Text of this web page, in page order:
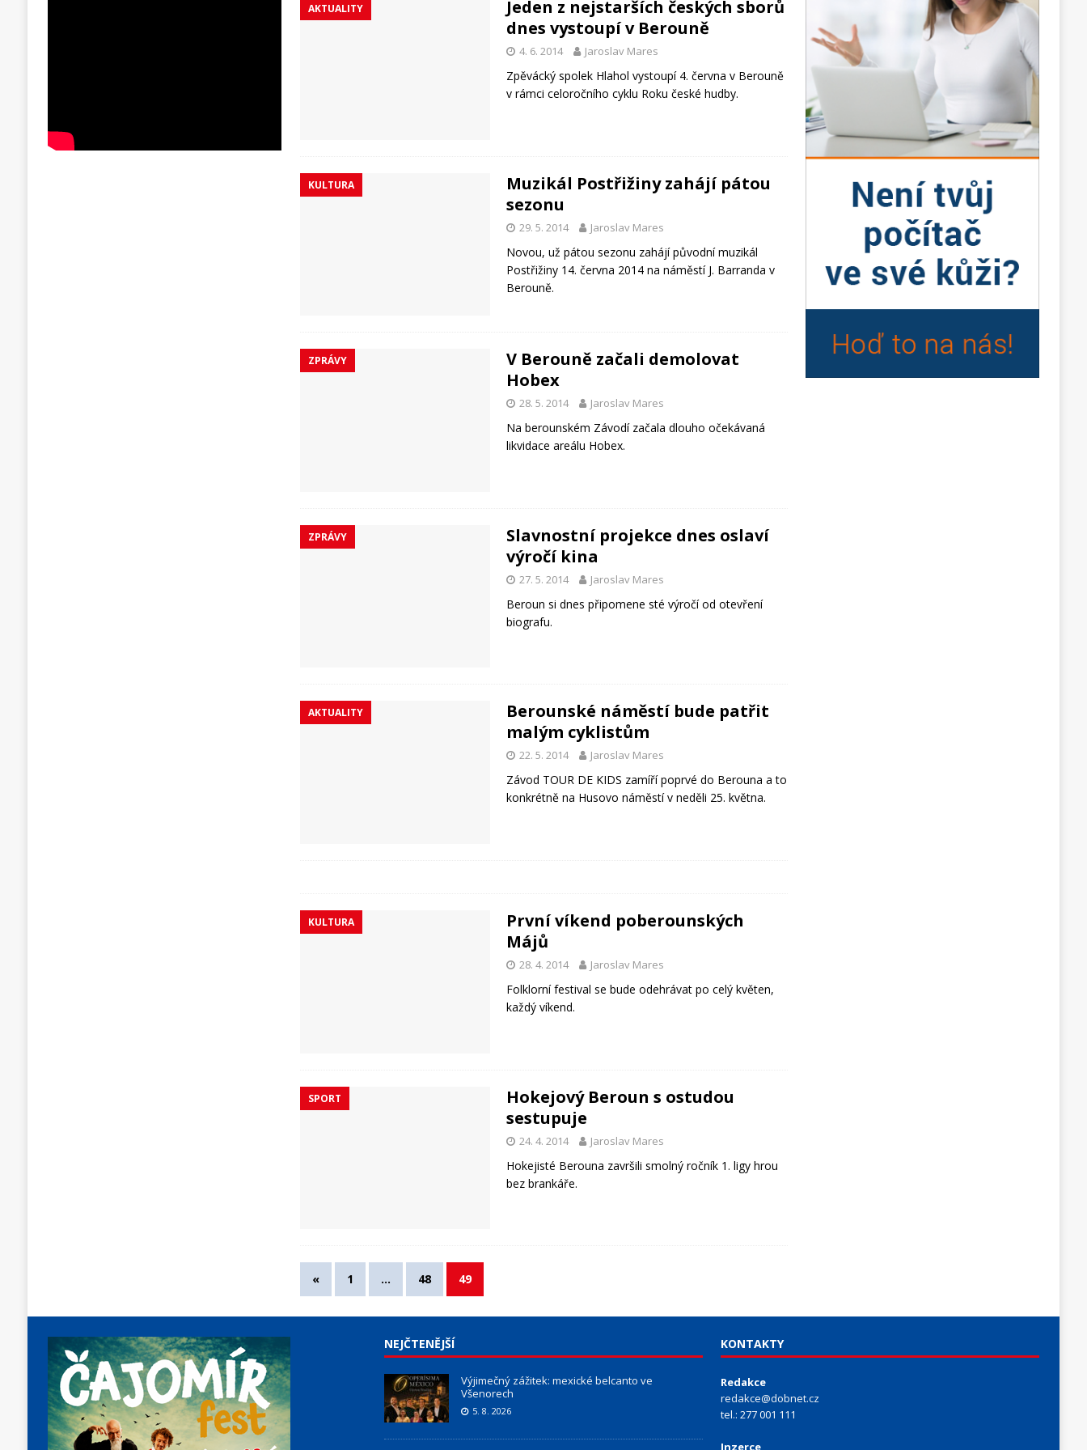
AKTUALITY
Jeden z nejstarších českých sborů
dnes vystoupí v Berouně
4. 6. 2014 Jaroslav Mares
Zpěvácký spolek Hlahol vystoupí 4. června v Berouně
v rámci celoročního cyklu Roku české hudby.
KULTURA
Muzikál Postřižiny zahájí pátou
sezonu
29. 5. 2014 Jaroslav Mares
Novou, už pátou sezonu zahájí původní muzikál
Postřižiny 14. června 2014 na náměstí J. Barranda v
Berouně.
ZPRÁVY
V Berouně začali demolovat
Hobex
28. 5. 2014 Jaroslav Mares
Na berounském Závodí začala dlouho očekávaná
likvidace areálu Hobex.
ZPRÁVY
Slavnostní projekce dnes oslaví
výročí kina
27. 5. 2014 Jaroslav Mares
Beroun si dnes připomene sté výročí od otevření
biografu.
AKTUALITY
Berounské náměstí bude patřit
malým cyklistům
22. 5. 2014 Jaroslav Mares
Závod TOUR DE KIDS zamíří poprvé do Berouna a to
konkrétně na Husovo náměstí v neděli 25. května.
KULTURA
První víkend poberounských
Májů
28. 4. 2014 Jaroslav Mares
Folklorní festival se bude odehrávat po celý květen,
každý víkend.
SPORT
Hokejový Beroun s ostudou
sestupuje
24. 4. 2014 Jaroslav Mares
Hokejisté Berouna završili smolný ročník 1. ligy hrou
bez brankáře.
« 1 … 48 49
NEJČTENĚJŠÍ
Výjimečný zážitek: mexické belcanto ve
Všenorech
5. 8. 2026
KONTAKTY
Redakce
redakce@dobnet.cz
tel.: 277 001 111
Inzerce